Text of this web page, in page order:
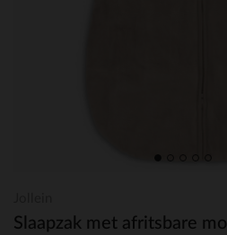
Slaapzak met afritsbare